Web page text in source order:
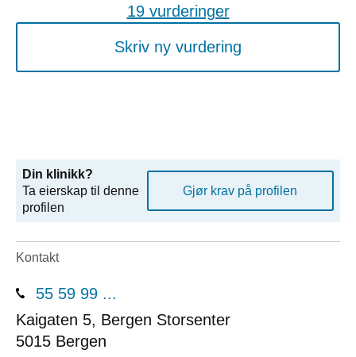
19 vurderinger
Skriv ny vurdering
Din klinikk?
Ta eierskap til denne
profilen
Gjør krav på profilen
Kontakt
55 59 99 ...
Kaigaten 5, Bergen Storsenter
5015 Bergen